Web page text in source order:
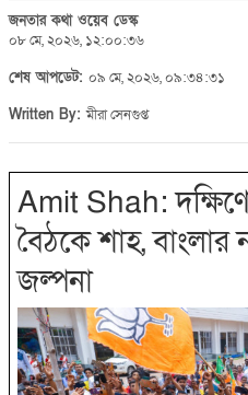
জনতার কথা ওয়েব ডেস্ক
০৮ মে, ২০২৬, ১২:০০:৩৬
শেষ আপডেট: ০৯ মে, ২০২৬, ০৯:৩৪:৩১
Written By:মীরা সেনগুপ্ত
Amit Shah:
বৈঠকে শাহ,
জল্পনা